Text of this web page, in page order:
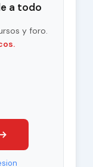
a todo
y foro.